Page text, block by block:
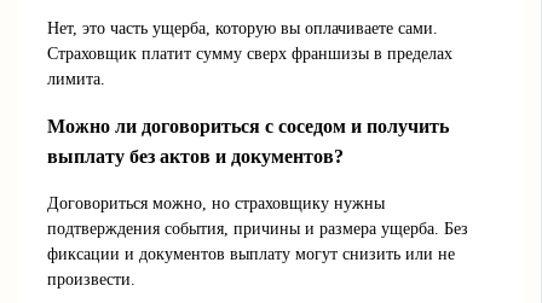
Нет, это часть ущерба, которую вы оплачиваете сами.
Страховщик платит сумму сверх франшизы в пределах
лимита.
Можно ли договориться с соседом и получить
выплату без актов и документов?
Договориться можно, но страховщику нужны
подтверждения события, причины и размера ущерба. Без
фиксации и документов выплату могут снизить или не
произвести.